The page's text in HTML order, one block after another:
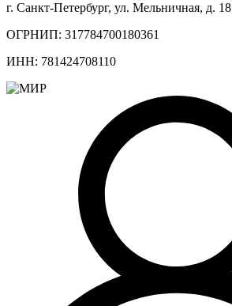
г. Санкт-Петербург, ул. Мельничная, д. 18
ОГРНИП: 317784700180361
ИНН: 781424708110